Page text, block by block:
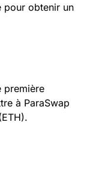
pour obtenir un
première
à ParaSwap